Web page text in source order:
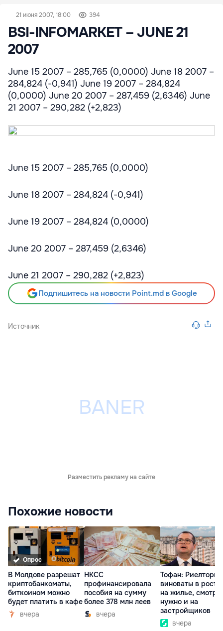
21 июня 2007, 18:00 394
BSI-INFOMARKET – JUNE 21
2007
June 15 2007 – 285,765 (0,0000) June 18 2007 –
284,824 (-0,941) June 19 2007 – 284,824
(0,0000) June 20 2007 – 287,459 (2,6346) June
21 2007 – 290,282 (+2,823)
June 15 2007 – 285,765 (0,0000)
June 18 2007 – 284,824 (-0,941)
June 19 2007 – 284,824 (0,0000)
June 20 2007 – 287,459 (2,6346)
June 21 2007 – 290,282 (+2,823)
Подпишитесь на новости Point.md в Google
Источник
Разместить рекламу на сайте
Похожие новости
Опрос
В Молдове разрешат
криптобанкоматы,
биткоином можно
будет платить в кафе
вчера
НКСС
профинансировала
пособия на сумму
более 378 млн леев
вчера
Тофан: Риелторы
виноваты в росте
на жилье,
нужно и на
застройщиков
вчера